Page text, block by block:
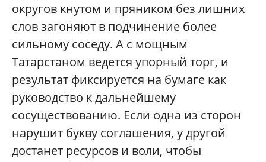
округов кнутом и пряником без лишних
слов загоняют в подчинение более
сильному соседу. А с мощным
Татарстаном ведется упорный торг, и
результат фиксируется на бумаге как
руководство к дальнейшему
сосуществованию. Если одна из сторон
нарушит букву соглашения, у другой
достанет ресурсов и воли, чтобы